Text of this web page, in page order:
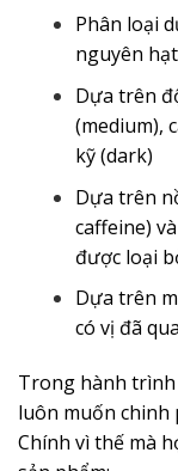
Phân loại
nguyên
Dựa trên
(medium),
kỹ (dark)
Dựa trên
caffeine)
được loại
Dựa trên
có vị đã
Trong hành
luôn muốn chinh
Chính vì thế mà